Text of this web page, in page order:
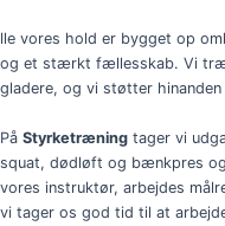
lle vores hold er bygget op
og et stærkt fællesskab. Vi
gladere, og vi støtter hinanden
På Styrketræning tager vi u
squat, dødløft og bænkpres
vores instruktør, arbejdes
vi tager os god tid til at